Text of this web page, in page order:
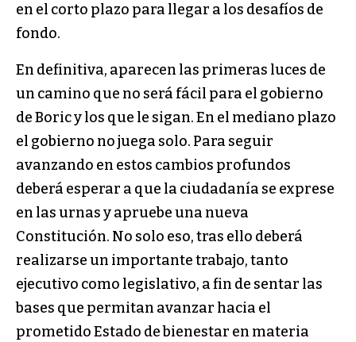
en el corto plazo para llegar a los desafíos de
fondo.
En definitiva, aparecen las primeras luces de
un camino que no será fácil para el gobierno
de Boric y los que le sigan. En el mediano plazo
el gobierno no juega solo. Para seguir
avanzando en estos cambios profundos
deberá esperar a que la ciudadanía se exprese
en las urnas y apruebe una nueva
Constitución. No solo eso, tras ello deberá
realizarse un importante trabajo, tanto
ejecutivo como legislativo, a fin de sentar las
bases que permitan avanzar hacia el
prometido Estado de bienestar en materia